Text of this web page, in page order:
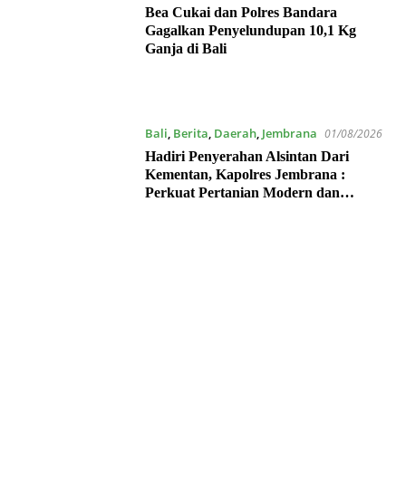
08/08/2026
Bea Cukai dan Polres Bandara
Gagalkan Penyelundupan 10,1 Kg
Ganja di Bali
Bali, Berita, Daerah, Jembrana 01/08/2026
Hadiri Penyerahan Alsintan Dari
Kementan, Kapolres Jembrana :
Perkuat Pertanian Modern dan